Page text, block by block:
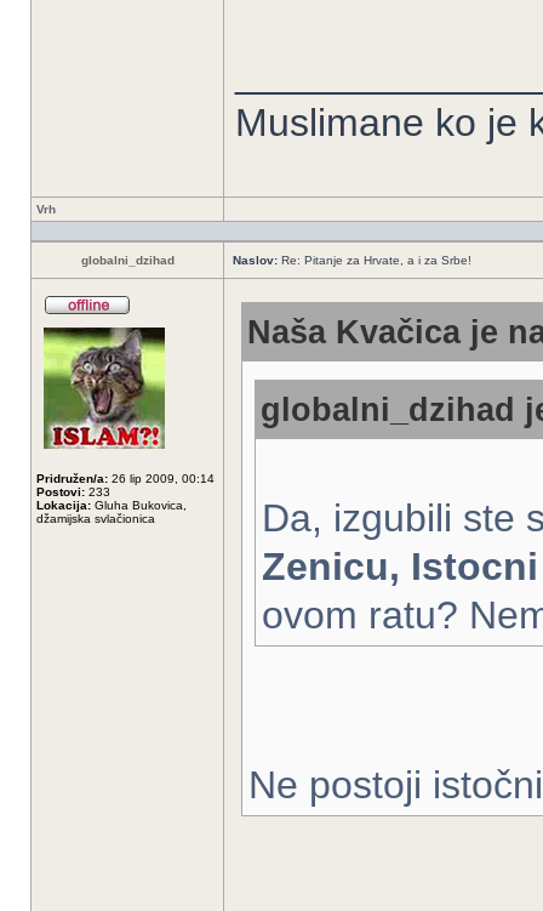
Muslimane ko je
Vrh
globalni_dzihad Naslov: Re: Pitanje za Hrvate, a i za Srbe!
Pridružen/a: 26 lip 2009, 00:14
Postovi: 233
Lokacija: Gluha Bukovica,
džamijska svlačionica
Naša Kvačica je
globalni_dzihad
Da, izgubili ste
Zenicu,
ovom ratu?
Ne postoji